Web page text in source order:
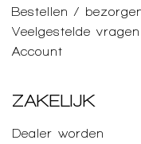
Bestellen /
Veelgestelde vragen
Account
ZAKELIJK
Dealer worden